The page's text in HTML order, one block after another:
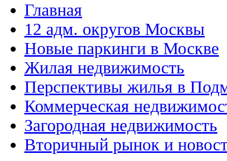
Главная
12 адм. округов Москвы
Новые паркинги в Москве
Жилая недвижимость
Перспективы жилья в
Коммерческая
Загородная недвижимость
Вторичный рынок и